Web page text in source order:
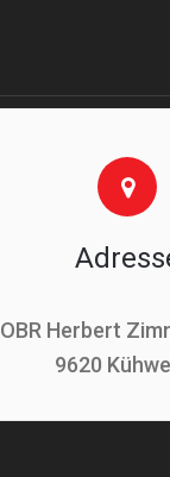
OBR Herbert
9620